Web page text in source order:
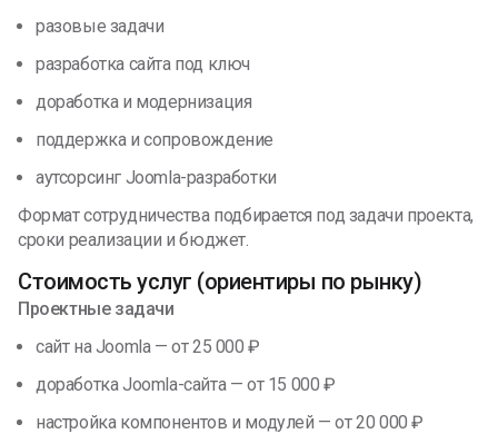
разовые задачи
разработка сайта под ключ
доработка и модернизация
поддержка и сопровождение
аутсорсинг Joomla-разработки
Формат сотрудничества подбирается под задачи проекта,
сроки реализации и бюджет.
Стоимость услуг (ориентиры по рынку)
Проектные задачи
сайт на Joomla — от 25 000 ₽
доработка Joomla-сайта — от 15 000 ₽
настройка компонентов и модулей — от 20 000 ₽